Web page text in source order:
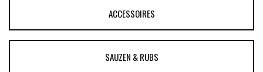
ACCESSOIRES
SAUZEN & RUBS